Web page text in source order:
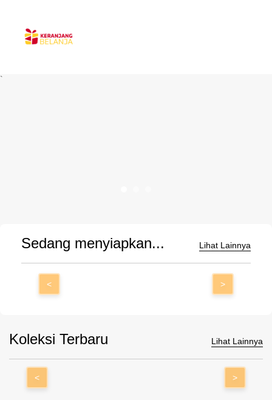
`
Sedang menyiapkan... Lihat Lainnya
< >
Koleksi Terbaru Lihat Lainnya
< >